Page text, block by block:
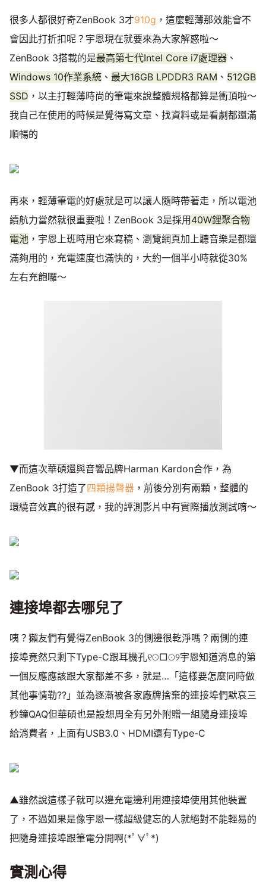
很多人都很好奇ZenBook 3才910g ，這麼輕薄那效能會不
會因此打折扣呢？宇恩現在就要來為大家解惑啦～
ZenBook 3搭載的是最高第七代Intel Core i7處理器 、
Windows 10作業系統 、 最大16GB LPDDR3 RAM 、 512GB
SSD ，以主打輕薄時尚的筆電來說整體規格都算是衝頂啦～
我自己在使用的時候是覺得寫文章、找資料或是看劇都還滿
順暢的
再來，輕薄筆電的好處就是可以讓人隨時帶著走，所以電池
續航力當然就很重要啦！ZenBook 3是採用 40W鋰聚合物
電池 ，宇恩上班時用它來寫稿、瀏覽網頁加上聽音樂是都還
滿夠用的，充電速度也滿快的，大約一個半小時就從30%
左右充飽囉～
▼而這次華碩還與音響品牌Harman Kardon合作，為
ZenBook 3打造了四顆揚聲器 ，前後分別有兩顆，整體的
環繞音效真的很有感，我的評測影片中有實際播放測試唷～
連接埠都去哪兒了
咦？獺友們有覺得ZenBook 3的側邊很乾淨嗎？兩側的連
接埠竟然只剩下Type-C跟耳機孔୧☉□☉୨宇恩知道消息的第
一個反應應該跟大家都差不多，就是…「這樣要怎麼同時做
其他事情勒??」並為逐漸被各家廠牌捨棄的連接埠們默哀三
秒鐘QAQ但華碩也是設想周全有另外附贈一組隨身連接埠
給消費者，上面有USB3.0、HDMI還有Type-C
▲雖然說這樣子就可以邊充電邊利用連接埠使用其他裝置
了，不過如果是像宇恩一樣超級健忘的人就絕對不能輕易的
把隨身連接埠跟筆電分開啊(*ﾟ∀ﾟ*)
實測心得